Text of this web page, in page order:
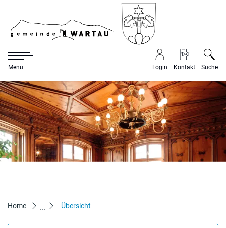
zur Startseite
Direkt zur Hauptnavigation
Direkt zum Inhalt
Direkt zur Suche
Direkt zum Stichwortverzeichnis
Gemeinde
Menu Login Kontakt Suche
Home Übersicht